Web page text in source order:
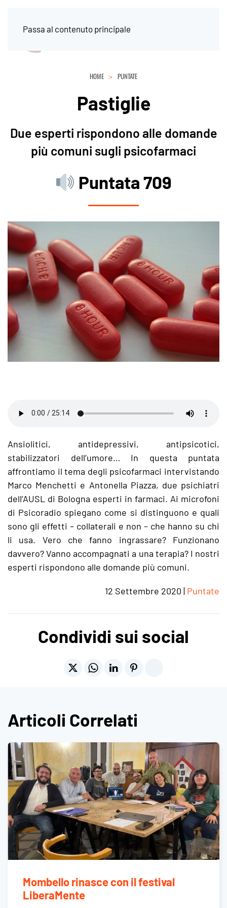
Passa al contenuto principale
HOME PUNTATE
Pastiglie
Due esperti rispondono alle domande
più comuni sugli psicofarmaci
Puntata 709
Ansiolitici, antidepressivi, antipsicotici,
stabilizzatori dell’umore… In questa puntata
affrontiamo il tema degli psicofarmaci intervistando
Marco Menchetti e Antonella Piazza, due psichiatri
dell’AUSL di Bologna esperti in farmaci. Ai microfoni
di Psicoradio spiegano come si distinguono e quali
sono gli effetti – collaterali e non – che hanno su chi
li usa. Vero che fanno ingrassare? Funzionano
davvero? Vanno accompagnati a una terapia? I nostri
esperti rispondono alle domande più comuni.
12 Settembre 2020 | Puntate
Condividi sui social
Articoli Correlati
Mombello rinasce con il festival
LiberaMente